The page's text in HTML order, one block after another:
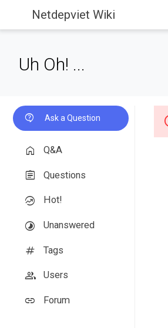
Netdepviet Wiki
Uh Oh! ...
Ask a Question
Q&A
Questions
Hot!
Unanswered
Tags
Users
Forum